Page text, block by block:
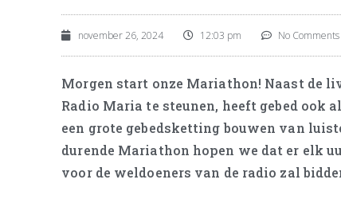
november 26, 2024 12:03 pm No Comments
Morgen start onze Mariathon! Naast de
Radio Maria te steunen, heeft gebed
een grote gebedsketting bouwen van
durende Mariathon hopen we dat er elk
voor de weldoeners van de radio zal